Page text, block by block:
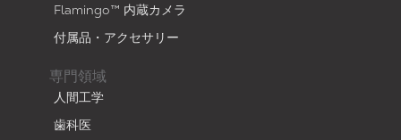
Flamingo™ 内蔵カメラ
付属品・アクセサリー
専門領域
人間工学
歯科医